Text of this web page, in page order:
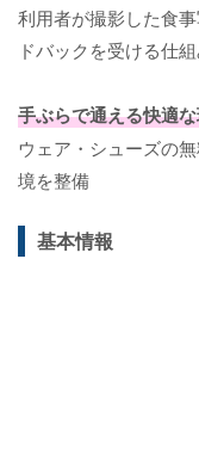
利用者が撮影した食
ドバックを受ける仕
手ぶらで通える快適
ウェア・シューズの
境を整備
基本情報